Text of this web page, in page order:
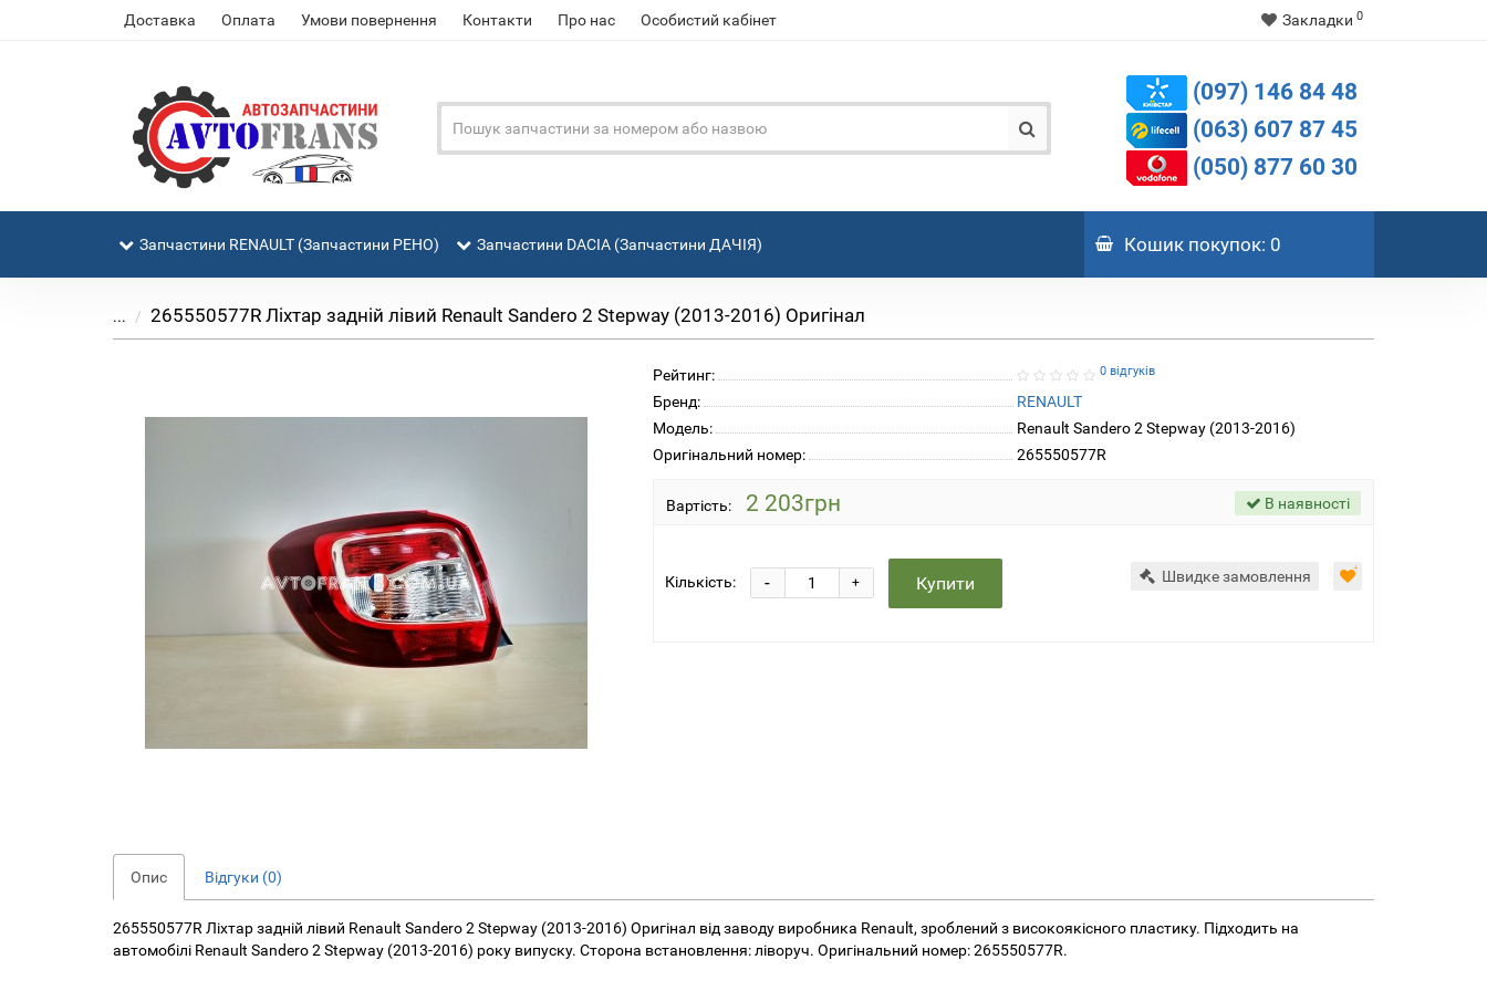
Доставка Оплата Умови повернення Контакти Про нас Особистий кабінет Закладки 0
(097) 146 84 48
(063) 607 87 45
(050) 877 60 30
Запчастини RENAULT (Запчастини РЕНО) Запчастини DACIA (Запчастини ДАЧІЯ) Кошикпокупок: 0
... 265550577R Ліхтар задній лівий Renault Sandero 2 Stepway (2013-2016) Оригінал
Рейтинг: 0 відгуків
Бренд:
RENAULT
Модель:
Renault Sandero 2 Stepway (2013-2016)
Оригінальний номер:
265550577R
Вартість: 2 203грн В наявності
Кількість: +
- Купити Швидке замовлення
Опис Відгуки (0)
265550577R Ліхтар задній лівий Renault Sandero 2 Stepway (2013-2016) Оригінал від заводу виробника Renault, зроблений з високоякісного пластику. Підходить на
автомобілі Renault Sandero 2 Stepway (2013-2016) року випуску. Сторона встановлення: ліворуч. Оригінальний номер: 265550577R.